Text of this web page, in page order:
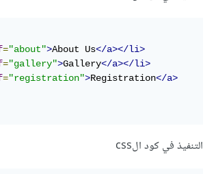
="about">About Us</a></li>
="gallery">Gallery</a></li>
="registration">Registration</a>
التنفيذ في كود الcss